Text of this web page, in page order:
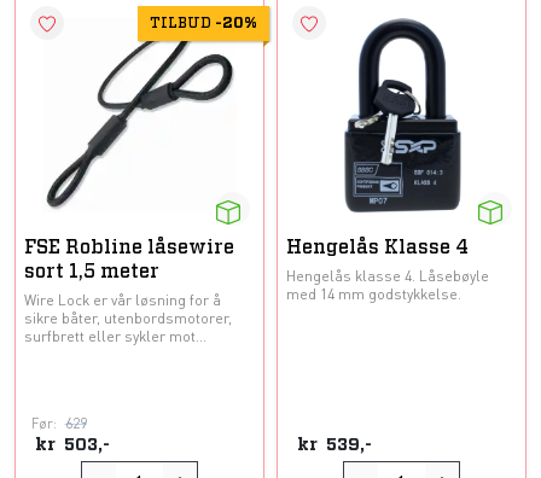
TILBUD -20%
FSE Robline låsewire
sort 1,5 meter
Wire Lock er vår løsning for å
sikre båter, utenbordsmotorer,
surfbrett eller sykler mot...
Før: 629
kr 503,-
Hengelås Klasse 4
Hengelås klasse 4. Låsebøyle
med 14 mm godstykkelse.
kr 539,-